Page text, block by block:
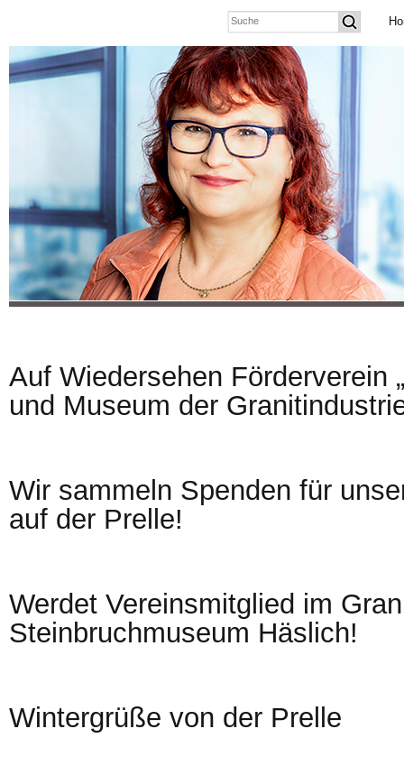
Auf Wiedersehen Förderverein
und Museum der
Wir sammeln Spenden für
auf der Prelle!
Werdet Vereinsmitglied im
Steinbruchmuseum Häslich!
Wintergrüße von der Prelle